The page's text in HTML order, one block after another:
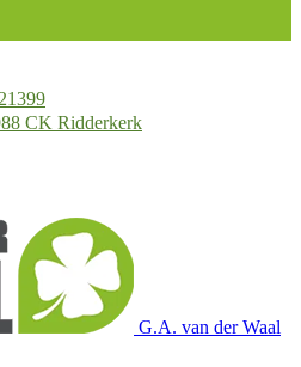
CK Ridderkerk
G.A. van der Waal